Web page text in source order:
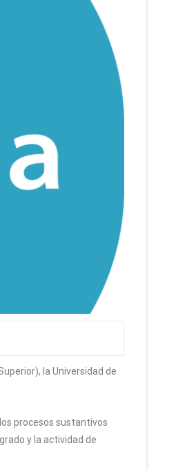
la Universidad de
procesos sustantivos
y la actividad de